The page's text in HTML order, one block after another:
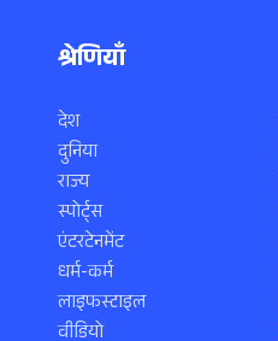
श्रेणियाँ
देश
दुनिया
राज्य
स्पोर्ट्स
एंटरटेनमेंट
धर्म-कर्म
लाइफस्टाइल
वीडियो